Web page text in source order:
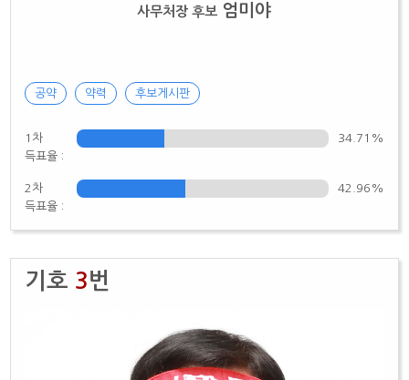
사무처장 후보 엄미야
공약 약력 후보게시판
1차
득표율 :
34.71%
2차
득표율 :
42.96%
기호 3번